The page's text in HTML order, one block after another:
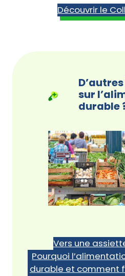
Découvrir le
sur
durable
Vers une
Pourquoi
durable et comment